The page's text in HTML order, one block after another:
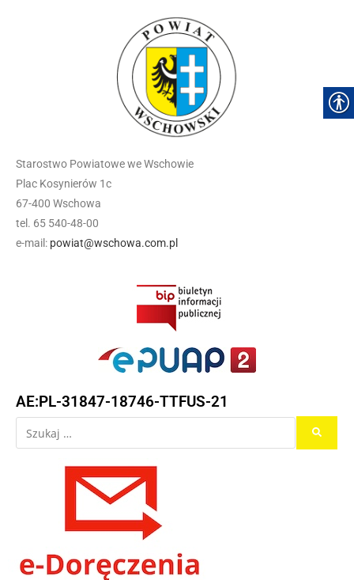
Starostwo Powiatowe we Wschowie
Plac Kosynierów 1c
67-400 Wschowa
tel. 65 540-48-00
e-mail: powiat@wschowa.com.pl
AE:PL-31847-18746-TTFUS-21